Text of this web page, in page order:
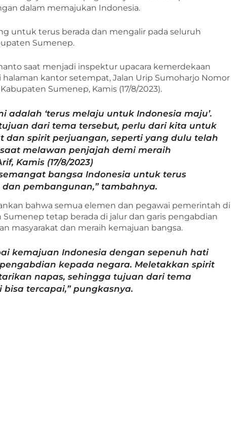
dalam memajukan Indonesia.
untuk terus berada dan mengalir pada seluruh
Sumenep.
saat menjadi inspektur upacara kemerdekaan
kantor setempat, Jalan Urip Sumoharjo Nomor
Sumenep, Kamis (17/8/2023).
adalah ‘terus melaju untuk Indonesia maju’.
dari tema tersebut, perlu dari kita untuk
dan spirit perjuangan, seperti yang dulu telah
melawan penjajah demi meraih
Kamis (17/8/2023)
bangsa Indonesia untuk terus
pembangunan,” tambahnya.
bahwa semua elemen dan pegawai pemerintah di
tetap berada di jalur dan garis pengabdian
masyarakat dan meraih kemajuan bangsa.
kemajuan Indonesia dengan sepenuh hati
kepada negara. Meletakkan spirit
napas, sehingga tujuan dari tema
tercapai,” pungkasnya.